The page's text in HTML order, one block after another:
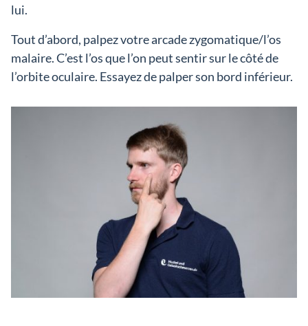
lui.
Tout d’abord, palpez votre arcade zygomatique/l’os
malaire. C’est l’os que l’on peut sentir sur le côté de
l’orbite oculaire. Essayez de palper son bord inférieur.